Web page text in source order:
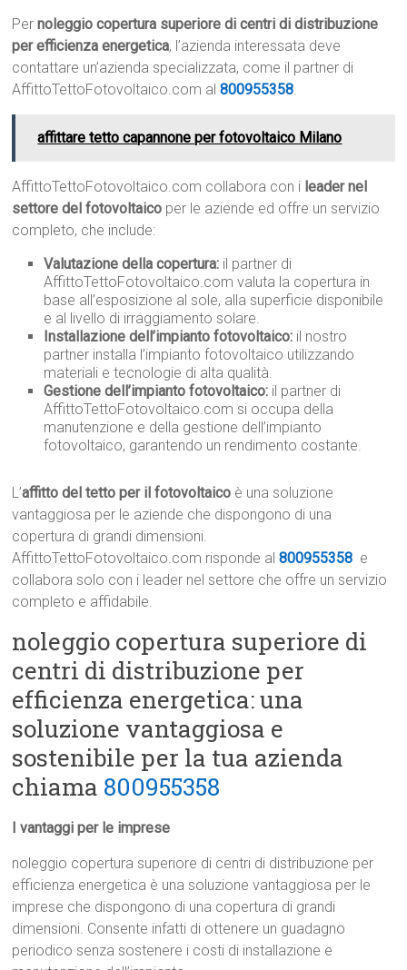
Pernoleggio copertura superiore di centri di distribuzione
per efficienza energetica, l’azienda interessata deve
contattare un’azienda specializzata, come il partner di
AffittoTettoFotovoltaico.com al800955358.
affittare tetto capannone per fotovoltaico Milano
AffittoTettoFotovoltaico.com collabora con i leader nel
settore del fotovoltaico per le aziende ed offre un servizio
completo, che include:
Valutazione della copertura: il partner di
AffittoTettoFotovoltaico.com valuta la copertura in
base all’esposizione al sole, alla superficie disponibile
e al livello di irraggiamento solare.
Installazione dell’impianto fotovoltaico: il nostro
partner installa l’impianto fotovoltaico utilizzando
materiali e tecnologie di alta qualità.
Gestione dell’impianto fotovoltaico: il partner di
AffittoTettoFotovoltaico.com si occupa della
manutenzione e della gestione dell’impianto
fotovoltaico, garantendo un rendimento costante.
L’affitto del tetto per il fotovoltaico è una soluzione
vantaggiosa per le aziende che dispongono di una
copertura di grandi dimensioni.
AffittoTettoFotovoltaico.com risponde al800955358 e
collabora solo con i leader nel settore che offre un servizio
completo e affidabile.
noleggio copertura superiore di
centri di distribuzione per
efficienza energetica: una
soluzione vantaggiosa e
sostenibile per la tua azienda
chiama 800955358
I vantaggi per le imprese
noleggio copertura superiore di centri di distribuzione per
efficienza energetica è una soluzione vantaggiosa per le
imprese che dispongono di una copertura di grandi
dimensioni. Consente infatti di ottenere un guadagno
periodico senza sostenere i costi di installazione e